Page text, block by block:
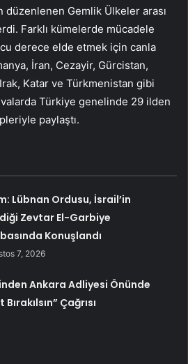
düzenlenen Gemlik Ülkeler arası
Farklı kümelerde mücadele
derece elde etmek için canla
İran, Cezayir, Gürcistan,
Irak, Katar ve Türkmenistan gibi
Türkiye genelinde 29 ilden
paylaştı.
Lübnan Ordusu, İsrail’in
Zevtar El-Garbiye
Konuşlandı
7, 2026
Ankara Adliyesi Önünde
Çağrısı